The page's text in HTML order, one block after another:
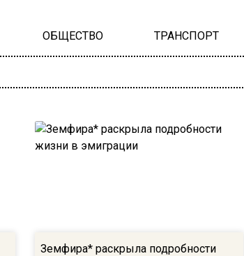
ОБЩЕСТВО ТРАНСПОРТ
Земфира* раскрыла подробности